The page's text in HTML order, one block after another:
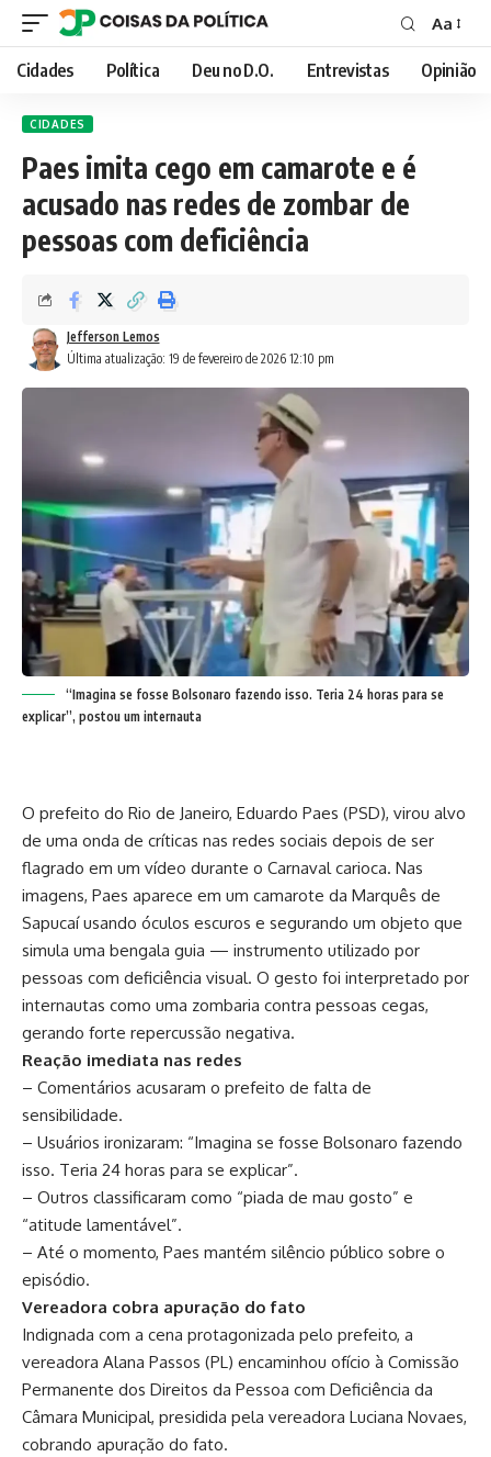
Font
Resizer
Aa
Cidades Política Deu no D.O. Entrevistas Opinião
CIDADES
Paes imita cego em camarote e é
acusado nas redes de zombar de
pessoas com deficiência
Última atualização: 19 de fevereiro de 2026 12:10 pm
Jefferson Lemos
“Imagina se fosse Bolsonaro fazendo isso. Teria 24 horas para se
explicar”, postou um internauta
O prefeito do Rio de Janeiro, Eduardo Paes (PSD), virou alvo
de uma onda de críticas nas redes sociais depois de ser
flagrado em um vídeo durante o Carnaval carioca. Nas
imagens, Paes aparece em um camarote da Marquês de
Sapucaí usando óculos escuros e segurando um objeto que
simula uma bengala guia — instrumento utilizado por
pessoas com deficiência visual. O gesto foi interpretado por
internautas como uma zombaria contra pessoas cegas,
gerando forte repercussão negativa.
Reação imediata nas redes
– Comentários acusaram o prefeito de falta de
sensibilidade.
– Usuários ironizaram: “Imagina se fosse Bolsonaro fazendo
isso. Teria 24 horas para se explicar”.
– Outros classificaram como “piada de mau gosto” e
“atitude lamentável”.
– Até o momento, Paes mantém silêncio público sobre o
episódio.
Vereadora cobra apuração do fato
Indignada com a cena protagonizada pelo prefeito, a
vereadora Alana Passos (PL) encaminhou ofício à Comissão
Permanente dos Direitos da Pessoa com Deficiência da
Câmara Municipal, presidida pela vereadora Luciana Novaes,
cobrando apuração do fato.